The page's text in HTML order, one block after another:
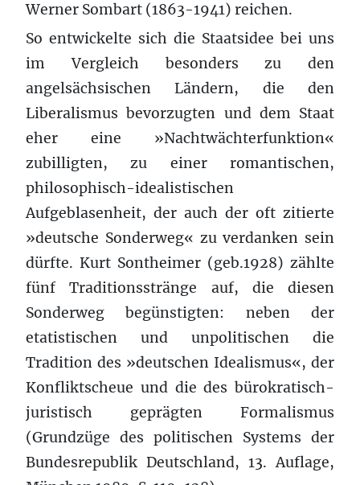
Werner Sombart (1863-1941) reichen.
So entwickelte sich die Staatsidee bei uns
im Vergleich besonders zu den
angelsächsischen Ländern, die den
Liberalismus bevorzugten und dem Staat
eher eine »Nachtwächterfunktion«
zubilligten, zu einer romantischen,
philosophisch-idealistischen
Aufgeblasenheit, der auch der oft zitierte
»deutsche Sonderweg« zu verdanken sein
dürfte. Kurt Sontheimer (geb.1928) zählte
fünf Traditionsstränge auf, die diesen
Sonderweg begünstigten: neben der
etatistischen und unpolitischen die
Tradition des »deutschen Idealismus«, der
Konfliktscheue und die des bürokratisch-
juristisch geprägten Formalismus
(Grundzüge des politischen Systems der
Bundesrepublik Deutschland, 13. Auflage,